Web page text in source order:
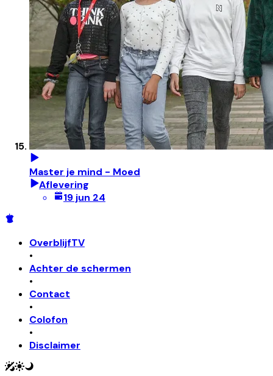
Master je mind - Moed
Aflevering
19 jun 24
OverblijfTV
•
Achter de schermen
•
Contact
•
Colofon
•
Disclaimer